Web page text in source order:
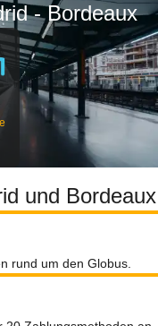
- Bordeaux
und Bordeaux
rund um den Globus.